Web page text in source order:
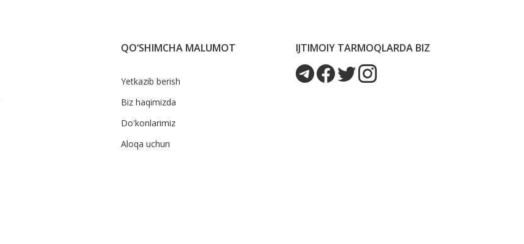
QO‘SHIMCHA MALUMOT
Yetkazib berish
Biz haqimizda
Do'konlarimiz
Aloqa uchun
IJTIMOIY TARMOQLARDA BIZ